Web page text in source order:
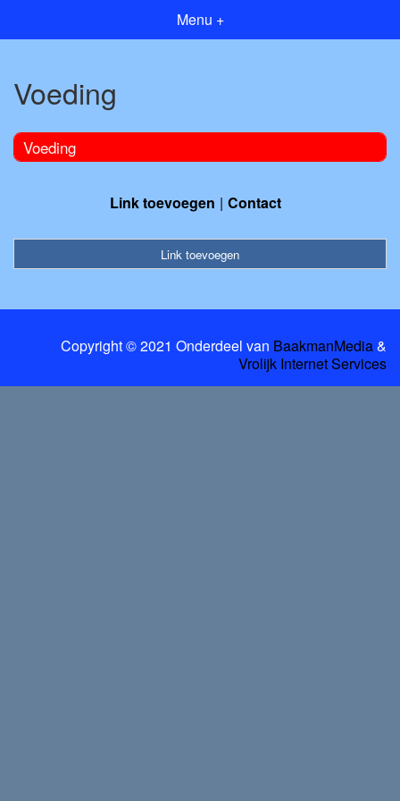
Menu +
Voeding
Voeding
Link toevoegen Contact
Link toevoegen
Copyright © 2021 Onderdeel van BaakmanMedia&
Vrolijk Internet Services